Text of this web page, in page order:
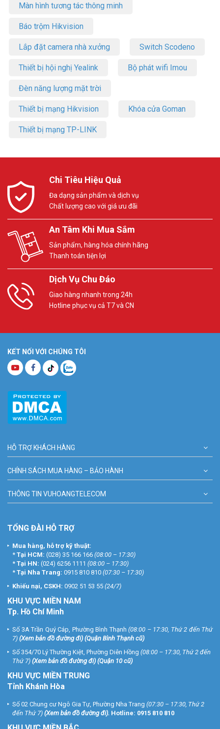
Màn hình tương tác thông minh
Báo trộm Hikvision
Lắp đặt camera nhà xưởng Switch Scodeno
Thiết bị hội nghị Yealink Bộ phát wifi Imou
Đèn năng lượng mặt trời
Thiết bị mạng Hikvision Khóa cửa Goman
Thiết bị mạng TP-LINK
Chi Tiêu Hiệu Quả
Đa dạng sản phẩm và dịch vụ
Chất lượng cao với giá ưu đãi
An Tâm Khi Mua Sắm
Sản phẩm, hàng hóa chính hãng
Thanh toán tiện lợi
Dịch Vụ Chu Đáo
Giao hàng nhanh trong 24h
Hotline phục vụ cả T7 và CN
KẾT NỐI VỚI CHÚNG TÔI
HỖ TRỢ KHÁCH HÀNG
CHÍNH SÁCH MUA HÀNG – BẢO HÀNH
THÔNG TIN VUHOANGTELECOM
TỔNG ĐÀI HỖ TRỢ
Mua hàng, hỗ trợ kỹ thuật:
* Tại HCM: (028) 35 166 166 (08:00 – 17:30)
* Tại HN: (024) 6256 1111 (08:00 – 17:30)
* Tại Nha Trang: 0915 810 810 (07:30 – 17:30)
Khiếu nại, CSKH: 0902 51 53 55 (24/7)
KHU VỰC MIỀN NAM
Tp. Hồ Chí Minh
Số 3A Trần Quý Cáp, Phường Bình Thạnh (08:00 – 17:30, Thứ 2 đến Thứ
7) (Xem bản đồ đường đi) (Quận Bình Thạnh cũ)
Số 354/70 Lý Thường Kiệt, Phường Diên Hồng (08:00 – 17:30, Thứ 2 đến
Thứ 7) (Xem bản đồ đường đi) (Quận 10 cũ)
KHU VỰC MIỀN TRUNG
Tỉnh Khánh Hòa
Số 02 Chung cư Ngô Gia Tự, Phường Nha Trang (07:30 – 17:30, Thứ 2
đến Thứ 7) (Xem bản đồ đường đi). Hotline: 0915 810 810